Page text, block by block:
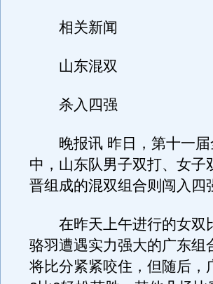
相关新闻
山东混双
杀入四强
晚报讯 昨日，第十一届
中，山东队男子双打、女
晋组成的混双组合则闯入四
在昨天上午进行的女双
骆羽遭遇实力强大的广东组
将比分紧紧咬住，但随后，